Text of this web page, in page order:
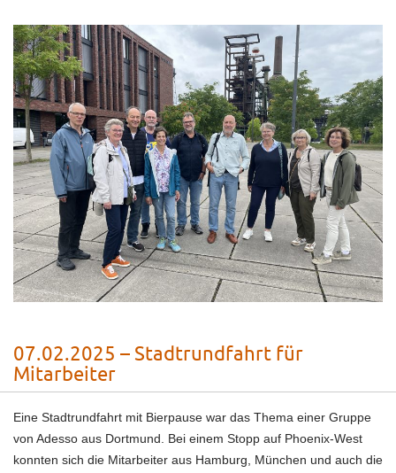
07.02.2025 – Stadtrundfahrt für
Mitarbeiter
Eine Stadtrundfahrt mit Bierpause war das Thema einer Gruppe
von Adesso aus Dortmund. Bei einem Stopp auf Phoenix-West
konnten sich die Mitarbeiter aus Hamburg, München und auch die